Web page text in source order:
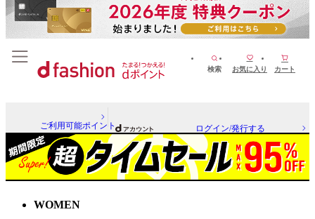
検索 お気に入り カート
ご利用可能ポイント ログイン/発行する
WOMEN